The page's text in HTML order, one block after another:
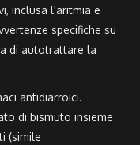
inclusa l'aritmia e
specifiche su
di autotrattare la
antidiarroici.
di bismuto insieme
(simile